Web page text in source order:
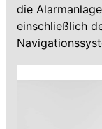
die
einschließlich